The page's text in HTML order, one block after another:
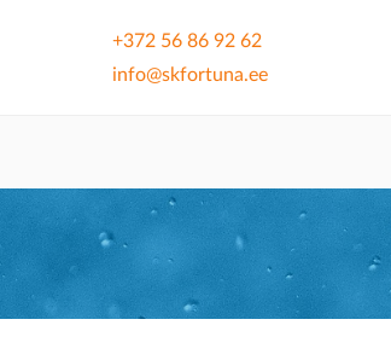
+372 56 86 92 62
info@skfortuna.ee